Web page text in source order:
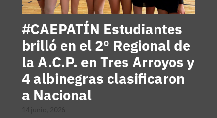
#CAEPATÍN Estudiantes
brilló en el 2º Regional de
la A.C.P. en Tres Arroyos y
4 albinegras clasificaron
a Nacional
14 junio, 2026